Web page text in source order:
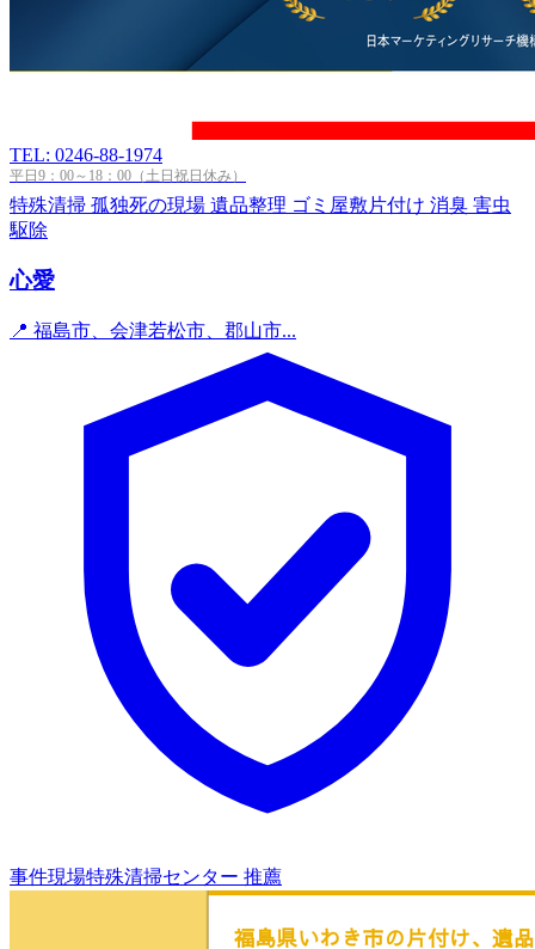
TEL: 0246-88-1974
平日9：00～18：00（土日祝日休み）
特殊清掃 孤独死の現場 遺品整理 ゴミ屋敷片付け 消臭 害虫
駆除
心愛
📍 福島市、会津若松市、郡山市...
事件現場特殊清掃センター 推薦